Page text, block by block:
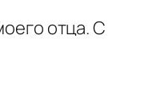
отца. С